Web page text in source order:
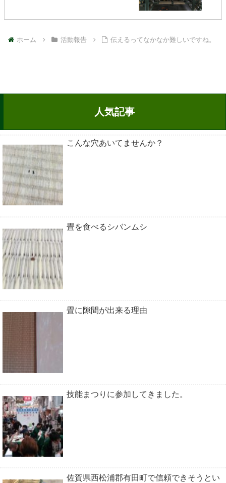
ホーム 活動報告 伝えるってなかなか難しいですね。
人気記事
こんな穴あいてませんか？
畳を食べるシバンムシ
畳に隙間が出来る理由
技能まつりに参加してきました。
佐賀県西松浦郡有田町で信頼できそうとい